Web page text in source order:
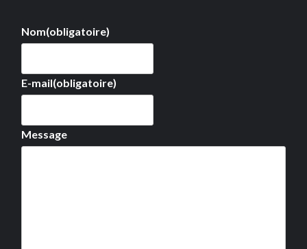
Nom(obligatoire)
E-mail(obligatoire)
Message